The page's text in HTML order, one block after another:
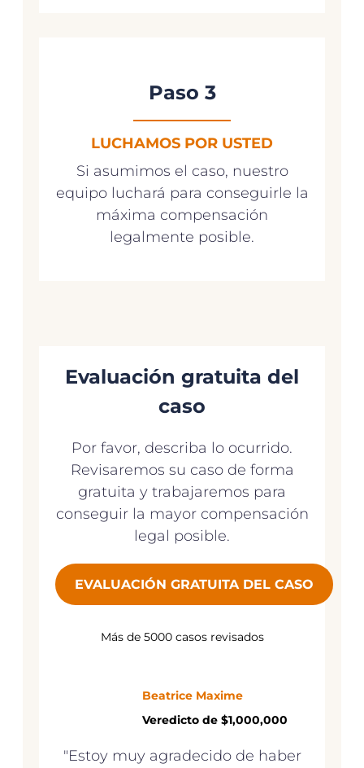
Paso 3
LUCHAMOS POR USTED
Si asumimos el caso, nuestro
equipo luchará para conseguirle la
máxima compensación
legalmente posible.
Evaluación gratuita del
caso
Por favor, describa lo ocurrido.
Revisaremos su caso de forma
gratuita y trabajaremos para
conseguir la mayor compensación
legal posible.
EVALUACIÓN GRATUITA DEL CASO
Más de 5000 casos revisados
Beatrice Maxime
Veredicto de $1,000,000
"Estoy muy agradecido de haber